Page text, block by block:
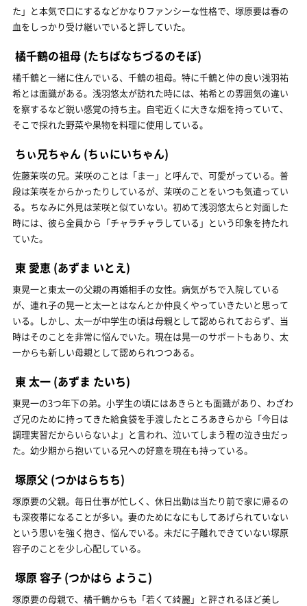
た」と本気で口にするなどかなりファンシーな性格で、塚原要は春の
血をしっかり受け継いでいると評していた。
橘千鶴の祖母 (たちばなちづるのそぼ)
橘千鶴と一緒に住んでいる、千鶴の祖母。特に千鶴と仲の良い浅羽祐
希とは面識がある。浅羽悠太が訪れた時には、祐希との雰囲気の違い
を察するなど鋭い感覚の持ち主。自宅近くに大きな畑を持っていて、
そこで採れた野菜や果物を料理に使用している。
ちぃ兄ちゃん (ちぃにいちゃん)
佐藤茉咲の兄。茉咲のことは「まー」と呼んで、可愛がっている。普
段は茉咲をからかったりしているが、茉咲のことをいつも気遣ってい
る。ちなみに外見は茉咲と似ていない。初めて浅羽悠太らと対面した
時には、彼ら全員から「チャラチャラしている」という印象を持たれ
ていた。
東 愛恵 (あずま いとえ)
東晃一と東太一の父親の再婚相手の女性。病気がちで入院している
が、連れ子の晃一と太一とはなんとか仲良くやっていきたいと思って
いる。しかし、太一が中学生の頃は母親として認められておらず、当
時はそのことを非常に悩んでいた。現在は晃一のサポートもあり、太
一からも新しい母親として認められつつある。
東 太一 (あずま たいち)
東晃一の3つ年下の弟。小学生の頃にはあきらとも面識があり、わざわ
ざ兄のために持ってきた給食袋を手渡したところあきらから「今日は
調理実習だからいらないよ」と言われ、泣いてしまう程の泣き虫だっ
た。幼少期から抱いている兄への好意を現在も持っている。
塚原父 (つかはらちち)
塚原要の父親。毎日仕事が忙しく、休日出勤は当たり前で家に帰るの
も深夜帯になることが多い。妻のためになにもしてあげられていない
という思いを強く抱き、悩んでいる。未だに子離れできていない塚原
容子のことを少し心配している。
塚原 容子 (つかはら ようこ)
塚原要の母親で、橘千鶴からも「若くて綺麗」と評されるほど美し